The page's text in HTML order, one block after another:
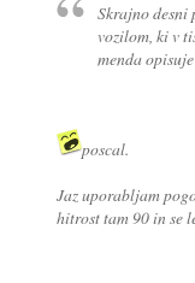
Skrajno desni
vozilom, ki v
menda
poscal.
Jaz uporabljam
hitrost tam 90 in se